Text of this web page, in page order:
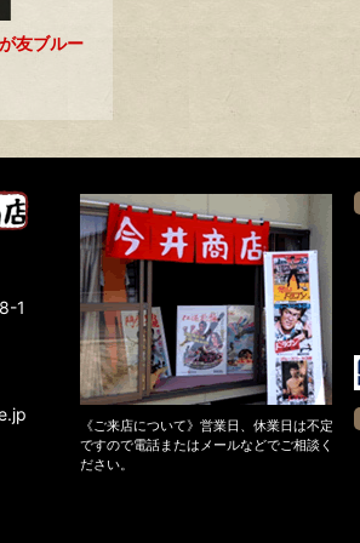
友ブルー
1
《ご来店について》営業日、休業日は不定
ですので電話またはメールなどでご相談く
ださい。